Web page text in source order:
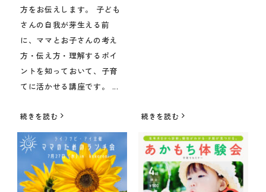
方をお伝えします。 子ども
さんの自我が芽生える前
に、ママとお子さんの考え
方・伝え方・理解するポイ
ントを知っておいて、子育
てに活かせる講座です。 ...
続きを読む 続きを読む